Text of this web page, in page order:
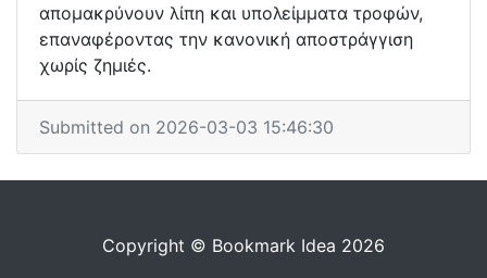
απομακρύνουν λίπη και υπολείμματα τροφών,
επαναφέροντας την κανονική αποστράγγιση
χωρίς ζημιές.
Submitted on 2026-03-03 15:46:30
Copyright © Bookmark Idea 2026